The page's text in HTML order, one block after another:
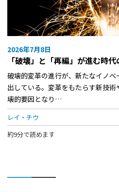
2026年7月8日
「破壊」と「再編」が進む時
破壊的変革の進行が、新たなイノ
出している。変革をもたらす新技
壊的要因となり…
レイ・チウ
約9分で読めます